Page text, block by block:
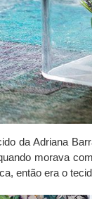
da Adriana
morava
então era o